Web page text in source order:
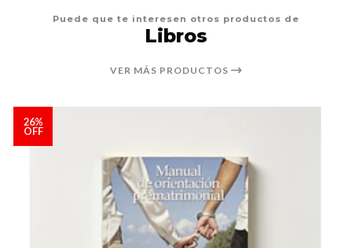
Puede que te interesen otros productos de
Libros
VER MÁS PRODUCTOS
26%
OFF